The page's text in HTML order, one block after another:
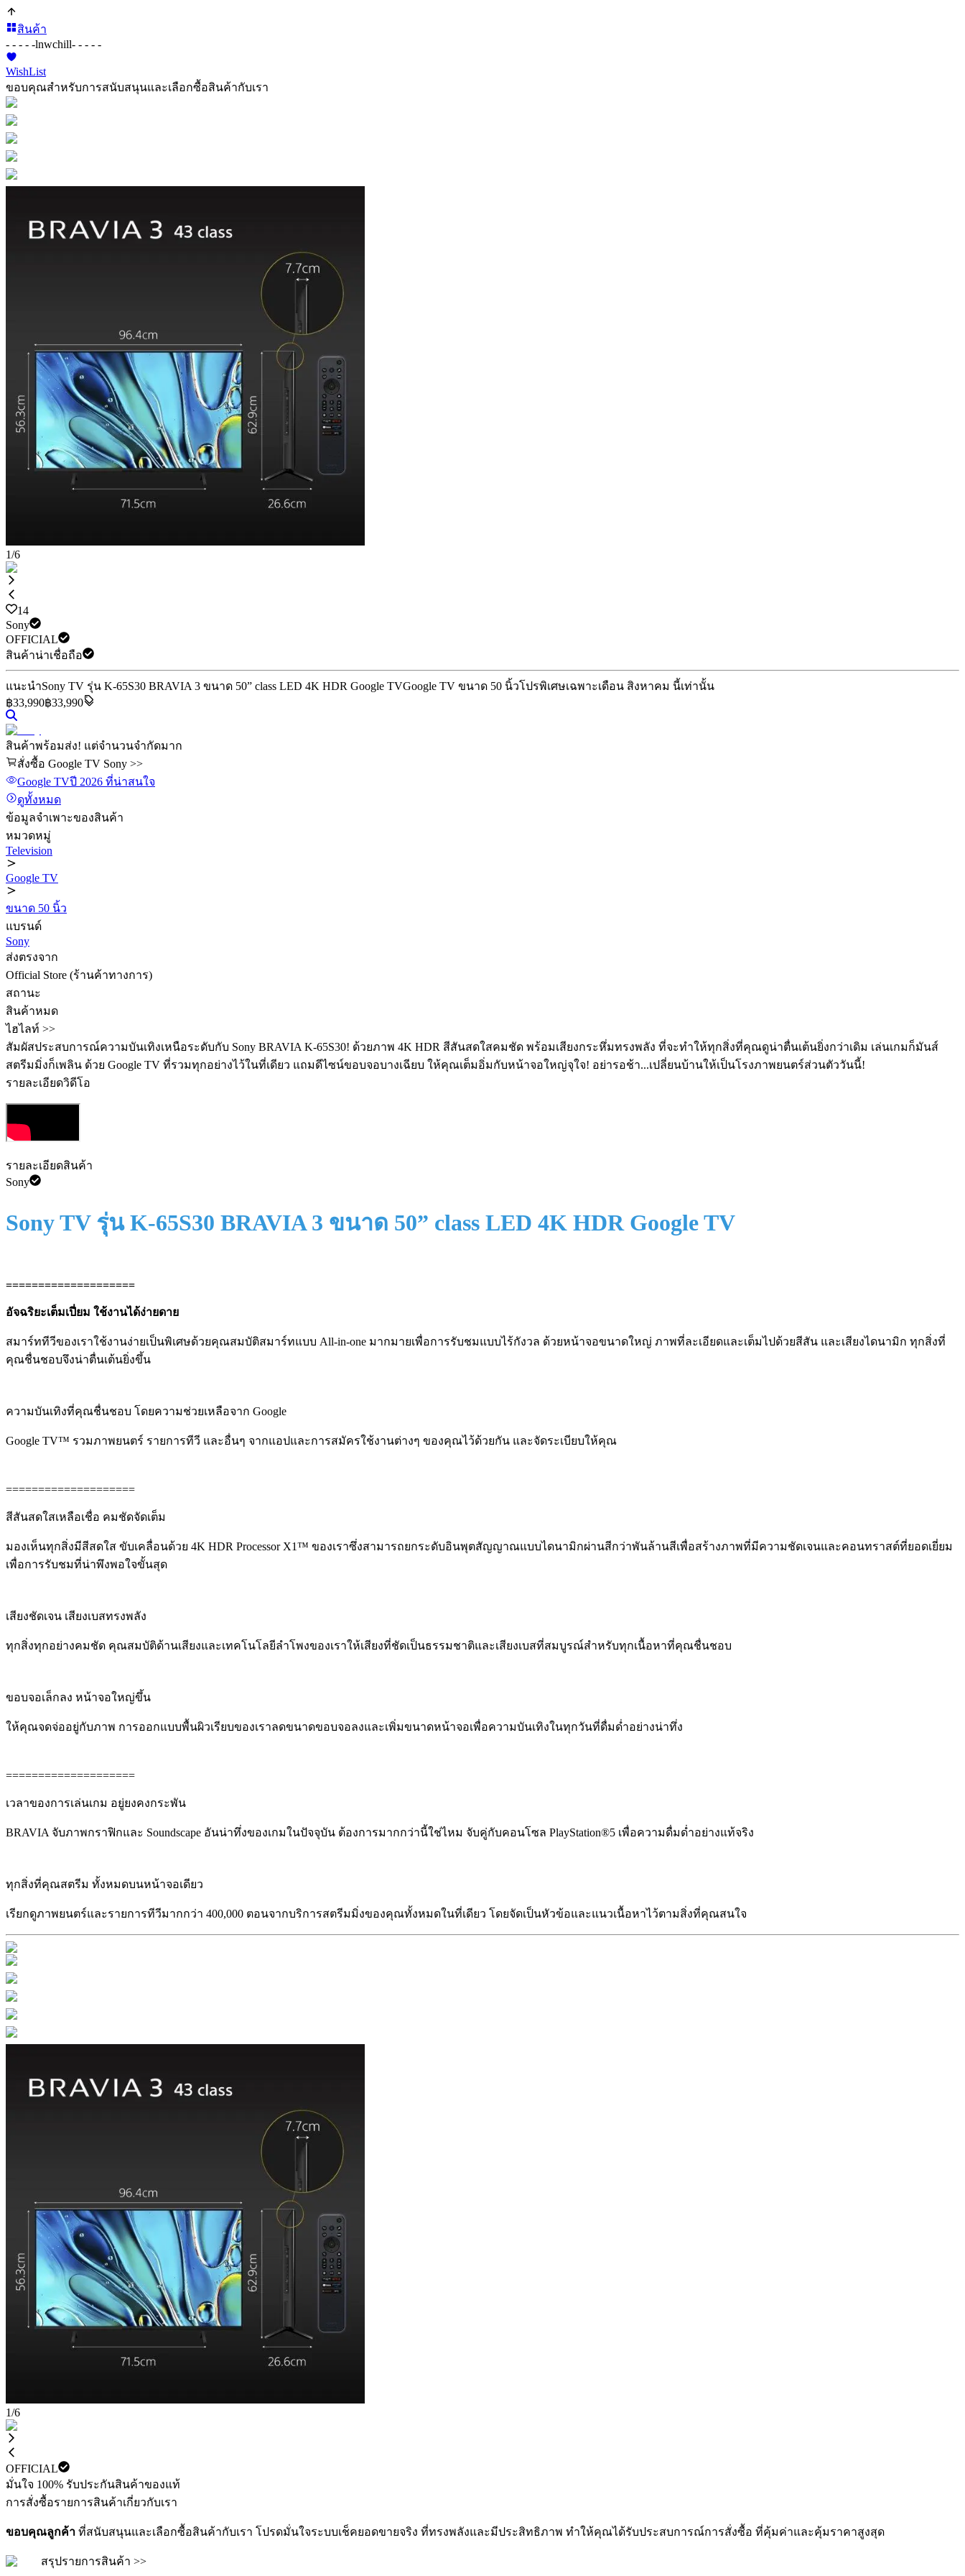
สินค้า
- - - - -lnwchill- - - - -
WishList
ขอบคุณสำหรับการสนับสนุนและเลือกซื้อสินค้ากับเรา
1/6
14
Sony
OFFICIAL
สินค้าน่าเชื่อถือ
แนะนำSony TV รุ่น K-65S30 BRAVIA 3 ขนาด 50” class LED 4K HDR Google TVGoogle TV ขนาด 50 นิ้วโปรพิเศษเฉพาะเดือน สิงหาคม นี้เท่านั้น
฿33,990฿33,990
สินค้าพร้อมส่ง! แต่จำนวนจำกัดมาก
สั่งซื้อ Google TV Sony >>
Google TVปี 2026 ที่น่าสนใจ
ดูทั้งหมด
ข้อมูลจำเพาะของสินค้า
หมวดหมู่
Television
Google TV
ขนาด 50 นิ้ว
แบรนด์
Sony
ส่งตรงจาก
Official Store (ร้านค้าทางการ)
สถานะ
สินค้าหมด
ไฮไลท์ >>
สัมผัสประสบการณ์ความบันเทิงเหนือระดับกับ Sony BRAVIA K-65S30! ด้วยภาพ 4K HDR สีสันสดใสคมชัด พร้อมเสียงกระหึ่มทรงพลัง ที่จะทำให้ทุกสิ่งที่คุณดูน่าตื่นเต้นยิ่งกว่าเดิม เล่นเกมก็มันส์
สตรีมมิ่งก็เพลิน ด้วย Google TV ที่รวมทุกอย่างไว้ในที่เดียว แถมดีไซน์ขอบจอบางเฉียบ ให้คุณเต็มอิ่มกับหน้าจอใหญ่จุใจ! อย่ารอช้า...เปลี่ยนบ้านให้เป็นโรงภาพยนตร์ส่วนตัววันนี้!
รายละเอียดวิดีโอ
รายละเอียดสินค้า
Sony
Sony TV รุ่น K-65S30 BRAVIA 3 ขนาด 50” class LED 4K HDR Google TV
====================
อัจฉริยะเต็มเปี่ยม ใช้งานได้ง่ายดาย
สมาร์ททีวีของเราใช้งานง่ายเป็นพิเศษด้วยคุณสมบัติสมาร์ทแบบ All-in-one มากมายเพื่อการรับชมแบบไร้กังวล ด้วยหน้าจอขนาดใหญ่ ภาพที่ละเอียดและเต็มไปด้วยสีสัน และเสียงไดนามิก ทุกสิ่งที่
คุณชื่นชอบจึงน่าตื่นเต้นยิ่งขึ้น
ความบันเทิงที่คุณชื่นชอบ โดยความช่วยเหลือจาก Google
Google TV™ รวมภาพยนตร์ รายการทีวี และอื่นๆ จากแอปและการสมัครใช้งานต่างๆ ของคุณไว้ด้วยกัน และจัดระเบียบให้คุณ
====================
สีสันสดใสเหลือเชื่อ คมชัดจัดเต็ม
มองเห็นทุกสิ่งมีสีสดใส ขับเคลื่อนด้วย 4K HDR Processor X1™ ของเราซึ่งสามารถยกระดับอินพุตสัญญาณแบบไดนามิกผ่านสีกว่าพันล้านสีเพื่อสร้างภาพที่มีความชัดเจนและคอนทราสต์ที่ยอดเยี่ยม
เพื่อการรับชมที่น่าพึงพอใจขั้นสุด
เสียงชัดเจน เสียงเบสทรงพลัง
ทุกสิ่งทุกอย่างคมชัด คุณสมบัติด้านเสียงและเทคโนโลยีลำโพงของเราให้เสียงที่ชัดเป็นธรรมชาติและเสียงเบสที่สมบูรณ์สำหรับทุกเนื้อหาที่คุณชื่นชอบ
ขอบจอเล็กลง หน้าจอใหญ่ขึ้น
ให้คุณจดจ่ออยู่กับภาพ การออกแบบพื้นผิวเรียบของเราลดขนาดขอบจอลงและเพิ่มขนาดหน้าจอเพื่อความบันเทิงในทุกวันที่ดื่มด่ำอย่างน่าทึ่ง
====================
เวลาของการเล่นเกม อยู่ยงคงกระพัน
BRAVIA จับภาพกราฟิกและ Soundscape อันน่าทึ่งของเกมในปัจจุบัน ต้องการมากกว่านี้ใช่ไหม จับคู่กับคอนโซล PlayStation®5 เพื่อความดื่มด่ำอย่างแท้จริง
ทุกสิ่งที่คุณสตรีม ทั้งหมดบนหน้าจอเดียว
เรียกดูภาพยนตร์และรายการทีวีมากกว่า 400,000 ตอนจากบริการสตรีมมิ่งของคุณทั้งหมดในที่เดียว โดยจัดเป็นหัวข้อและแนวเนื้อหาไว้ตามสิ่งที่คุณสนใจ
1/6
OFFICIAL
มั่นใจ 100% รับประกันสินค้าของแท้
การสั่งซื้อรายการสินค้าเกี่ยวกับเรา
ขอบคุณลูกค้า ที่สนับสนุนและเลือกซื้อสินค้ากับเรา โปรดมั่นใจระบบเช็คยอดขายจริง ที่ทรงพลังและมีประสิทธิภาพ ทำให้คุณได้รับประสบการณ์การสั่งซื้อ ที่คุ้มค่าและคุ้มราคาสูงสุด
สรุปรายการสินค้า >>